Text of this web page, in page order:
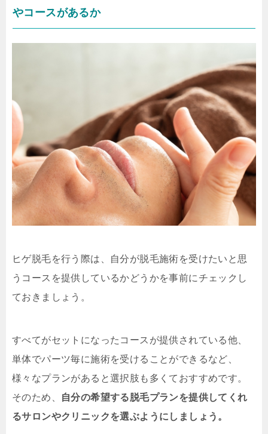
やコースがあるか
ヒゲ脱毛を行う際は、自分が脱毛施術を受けたいと思
うコースを提供しているかどうかを事前にチェックし
ておきましょう。
すべてがセットになったコースが提供されている他、
単体でパーツ毎に施術を受けることができるなど、
様々なプランがあると選択肢も多くておすすめです。
そのため、
自分の希望する脱毛プランを提供してくれ
るサロンやクリニックを選ぶようにしましょう。